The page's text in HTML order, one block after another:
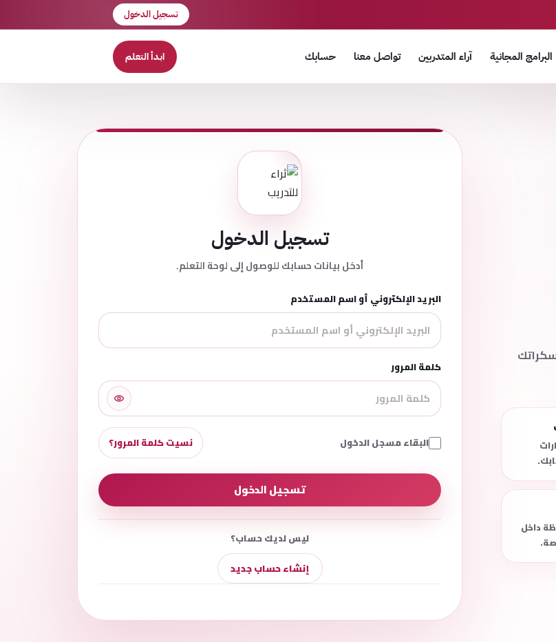
تسجيل الدخول
البرامج المجانية آراء المتدربين تواصل معنا حسابك ابدأ التعلم
تسجيل الدخول
أدخل بيانات حسابك للوصول إلى لوحة التعلم.
البريد الإلكتروني أو اسم المستخدم
كلمة المرور
البقاء مسجل الدخول نسيت كلمة المرور؟
تسجيل الدخول
ليس لديك حساب؟
إنشاء حساب جديد
داخل